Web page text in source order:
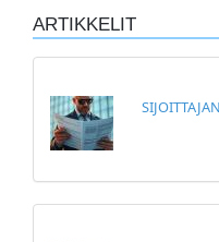
ARTIKKELIT